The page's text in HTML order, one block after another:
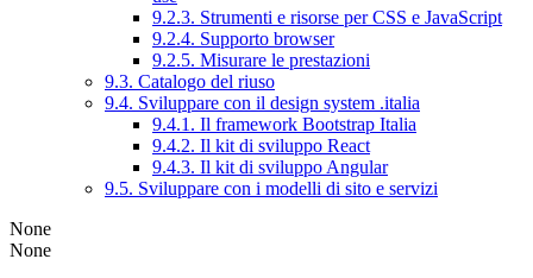
9.2.3. Strumenti e risorse per CSS e JavaScript
9.2.4. Supporto browser
9.2.5. Misurare le prestazioni
9.3. Catalogo del riuso
9.4. Sviluppare con il design system .italia
9.4.1. Il framework Bootstrap Italia
9.4.2. Il kit di sviluppo React
9.4.3. Il kit di sviluppo Angular
9.5. Sviluppare con i modelli di sito e servizi
None
None